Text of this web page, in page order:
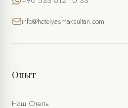
info@hotelyasmaksultan.com
Опыт
Наш Отель